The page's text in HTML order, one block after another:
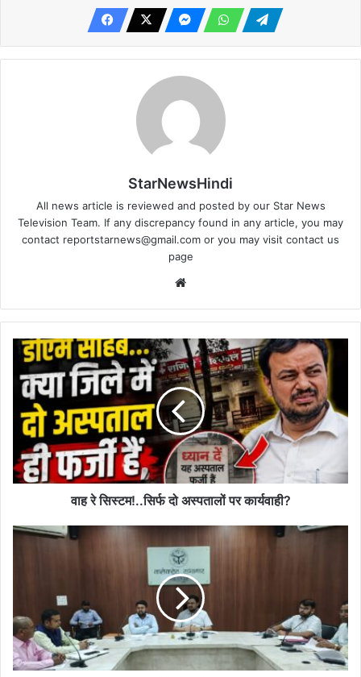
StarNewsHindi
All news article is reviewed and posted by our Star News
Television Team. If any discrepancy found in any article, you may
contact reportstarnews@gmail.com or you may visit contact us
page
वाह
सिस्टम!..सिर्फ
अस्पतालों
कार्यवाही?
वाह रे सिस्टम!..सिर्फ दो अस्पतालों पर कार्यवाही?
पीएम
लोन
देने
में
पेंच